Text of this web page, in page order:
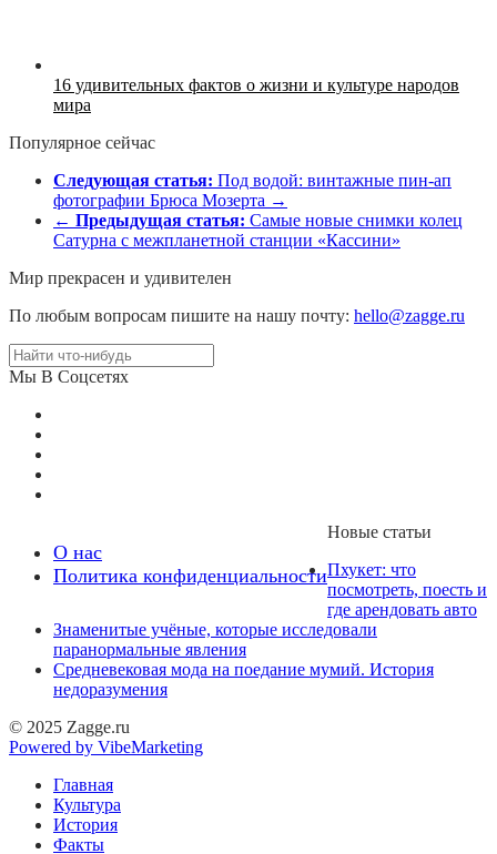
16 удивительных фактов о жизни и культуре народов
мира
Популярное сейчас
Следующая статья: Под водой: винтажные пин-ап
фотографии Брюса Мозерта →
← Предыдущая статья: Самые новые снимки колец
Сатурна с межпланетной станции «Кассини»
Мир прекрасен и удивителен
По любым вопросам пишите на нашу почту: hello@zagge.ru
Мы В Соцсетях
О нас
Политика конфиденциальности
Новые статьи
Пхукет: что
посмотреть, поесть и
где арендовать авто
Знаменитые учёные, которые исследовали
паранормальные явления
Средневековая мода на поедание мумий. История
недоразумения
© 2025 Zagge.ru
Powered by VibeMarketing
Главная
Культура
История
Факты